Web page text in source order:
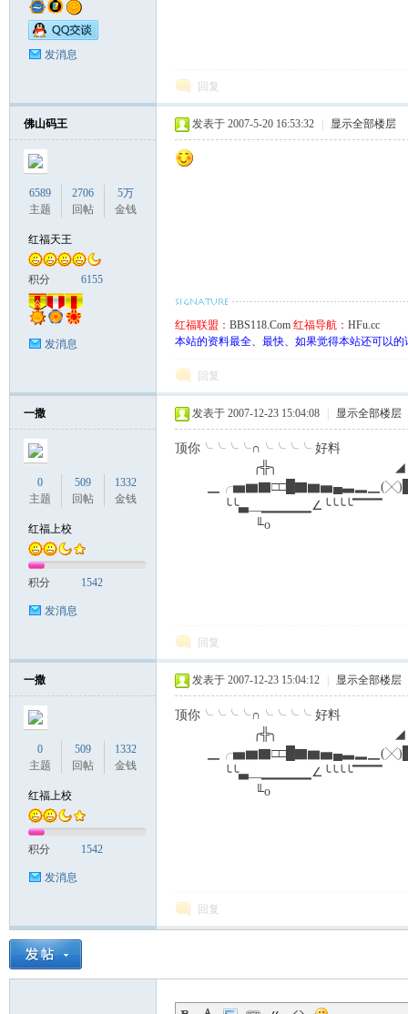
发消息
回复
佛山码王
6589
主题
2706
回帖
5万
金钱
红福天王
积分 6155
发消息
发表于 2007-5-20 16:53:32 显示全部楼层
红福联盟： BBS118.Com 红福导航： HFu.cc
本站的资料最全、最快、如果觉得本站还可以
回复
一撒
0
主题
509
回帖
1332
金钱
红福上校
积分 1542
发消息
发表于 2007-12-23 15:04:08 显示全部楼层
顶你╰╰╰╰∩╰╰╰╰ 好料
╭╬╮
╙o
回复
一撒
0
主题
509
回帖
1332
金钱
红福上校
积分 1542
发消息
发表于 2007-12-23 15:04:12 显示全部楼层
顶你╰╰╰╰∩╰╰╰╰ 好料
╭╬╮
╙o
回复